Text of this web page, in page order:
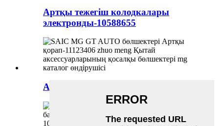
Артқы тежегіш колодкалары
электронды-10588655
Артқы аралық блок-11123406